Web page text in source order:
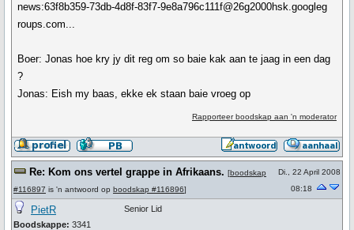
news:63f8b359-73db-4d8f-83f7-9e8a796c111f@26g2000hsk.googleg
roups.com...
Boer: Jonas hoe kry jy dit reg om so baie kak aan te jaag in een dag
?
Jonas: Eish my baas, ekke ek staan baie vroeg op
Rapporteer boodskap aan 'n moderator
Re: Kom ons vertel grappe in Afrikaans. [boodskap
#116897 is 'n antwoord op boodskap #116896]
Di., 22 April 2008
08:18
PietR
Boodskappe: 3341
Senior Lid